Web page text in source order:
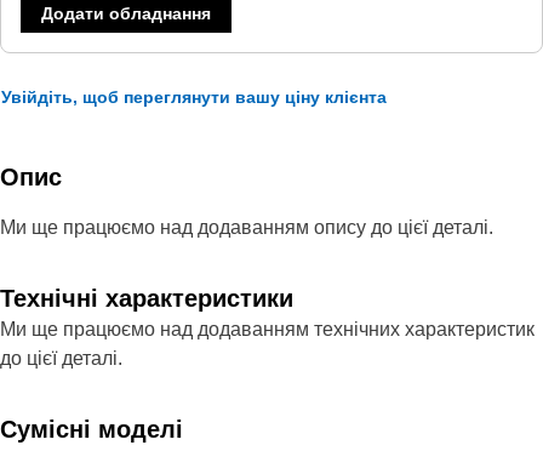
Додати обладнання
Увійдіть, щоб переглянути вашу ціну клієнта
Опис
Ми ще працюємо над додаванням опису до цієї деталі.
Технічні характеристики
Ми ще працюємо над додаванням технічних характеристик
до цієї деталі.
Сумісні моделі